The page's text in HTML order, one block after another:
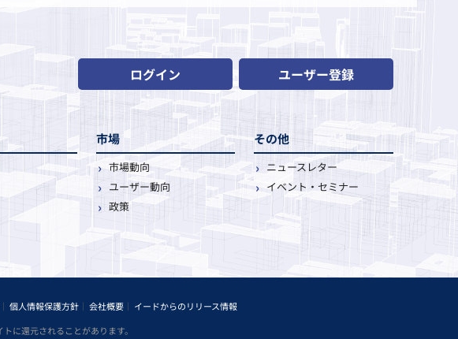
ログイン ユーザー登録
市場
市場動向
ユーザー動向
政策
その他
ニュースレター
イベント・セミナー
個人情報保護方針 会社概要
イードからのリリース情報
に還元されることがあります。